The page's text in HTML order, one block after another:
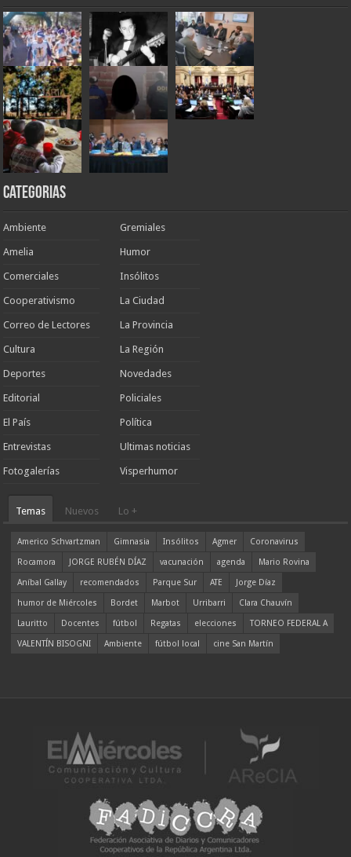
Categorias
Ambiente
Amelia
Comerciales
Cooperativismo
Correo de Lectores
Cultura
Deportes
Editorial
El País
Entrevistas
Fotogalerías
Gremiales
Humor
Insólitos
La Ciudad
La Provincia
La Región
Novedades
Policiales
Política
Ultimas noticias
Visperhumor
Temas Nuevos Lo +
Americo Schvartzman Gimnasia Insólitos Agmer
Coronavirus
Rocamora
JORGE RUBÉN DÍAZ vacunación agenda
Mario Rovina
Aníbal Gallay
recomendados Parque Sur ATE
Jorge Díaz
humor de Miércoles
Bordet Marbot Urribarri
Clara Chauvín
Lauritto
Docentes fútbol Regatas elecciones
TORNEO FEDERAL A
VALENTÍN BISOGNI
Ambiente fútbol local cine San Martín